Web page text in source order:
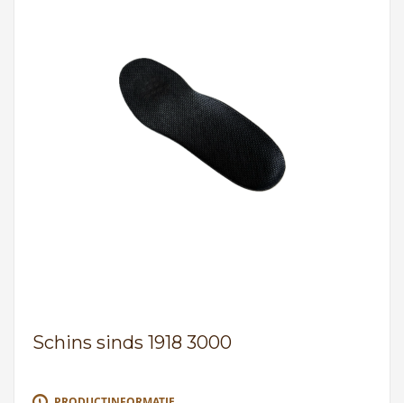
Schins sinds 1918 3000